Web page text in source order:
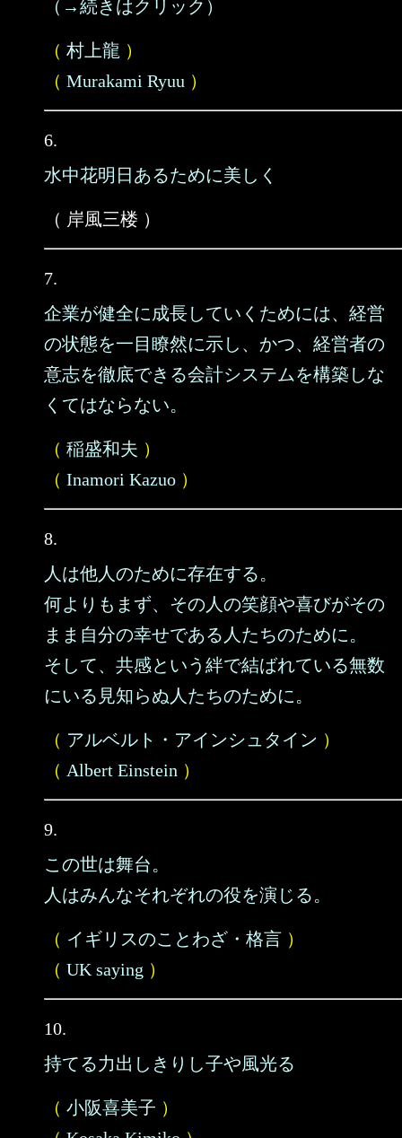
（→続きはクリック）
（ 村上龍 ）
（ Murakami Ryuu ）
6.
水中花明日あるために美しく
（ 岸風三楼 ）
7.
企業が健全に成長していくためには、経営
の状態を一目瞭然に示し、かつ、経営者の
意志を徹底できる会計システムを構築しな
くてはならない。
（ 稲盛和夫 ）
（ Inamori Kazuo ）
8.
人は他人のために存在する。
何よりもまず、その人の笑顔や喜びがその
まま自分の幸せである人たちのために。
そして、共感という絆で結ばれている無数
にいる見知らぬ人たちのために。
（ アルベルト・アインシュタイン ）
（ Albert Einstein ）
9.
この世は舞台。
人はみんなそれぞれの役を演じる。
（ イギリスのことわざ・格言 ）
（ UK saying ）
10.
持てる力出しきりし子や風光る
（ 小阪喜美子 ）